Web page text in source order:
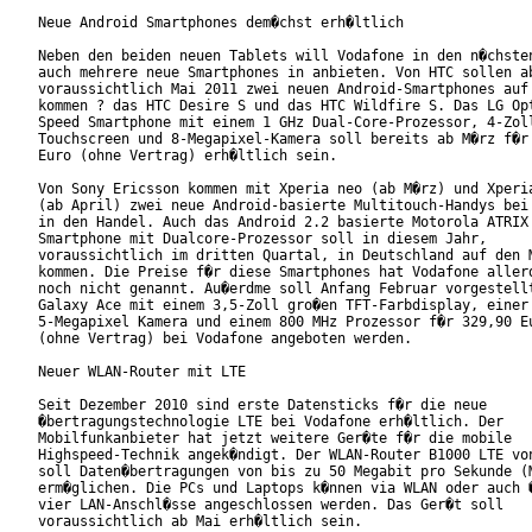
Neue Android Smartphones dem�chst erh�ltlich
Neben den beiden neuen Tablets will Vodafone in den n�chsten
auch mehrere neue Smartphones in anbieten. Von HTC sollen
voraussichtlich Mai 2011 zwei neuen Android-Smartphones
kommen ? das HTC Desire S und das HTC Wildfire S. Das LG
Speed Smartphone mit einem 1 GHz Dual-Core-Prozessor, 4-
Touchscreen und 8-Megapixel-Kamera soll bereits ab M�rz f�r
Euro (ohne Vertrag) erh�ltlich sein.
Von Sony Ericsson kommen mit Xperia neo (ab M�rz) und
(ab April) zwei neue Android-basierte Multitouch-Handys bei
in den Handel. Auch das Android 2.2 basierte Motorola ATRIX
Smartphone mit Dualcore-Prozessor soll in diesem Jahr,
voraussichtlich im dritten Quartal, in Deutschland auf den
kommen. Die Preise f�r diese Smartphones hat Vodafone
noch nicht genannt. Au�erdme soll Anfang Februar
Galaxy Ace mit einem 3,5-Zoll gro�en TFT-Farbdisplay, einer
5-Megapixel Kamera und einem 800 MHz Prozessor f�r 329,90
(ohne Vertrag) bei Vodafone angeboten werden.
Neuer WLAN-Router mit LTE
Seit Dezember 2010 sind erste Datensticks f�r die neue
�bertragungstechnologie LTE bei Vodafone erh�ltlich. Der
Mobilfunkanbieter hat jetzt weitere Ger�te f�r die mobile
Highspeed-Technik angek�ndigt. Der WLAN-Router B1000 LTE
soll Daten�bertragungen von bis zu 50 Megabit pro Sekunde
erm�glichen. Die PCs und Laptops k�nnen via WLAN oder auch
vier LAN-Anschl�sse angeschlossen werden. Das Ger�t soll
voraussichtlich ab Mai erh�ltlich sein.